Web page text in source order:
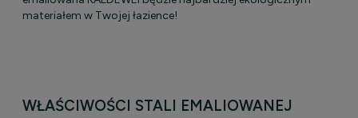
materiałem w Twojej łazience!
WŁAŚCIWOŚCI STALI EMALIOWANEJ